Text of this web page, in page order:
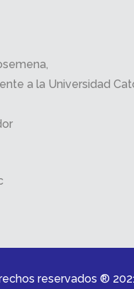
a la Universidad
reservados ®